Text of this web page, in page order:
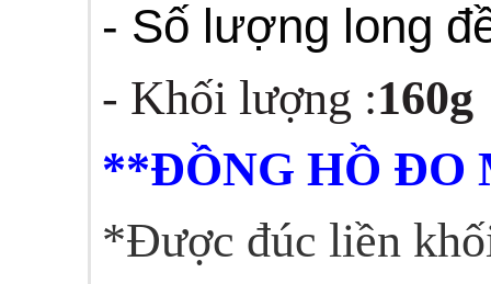
- Số lượng long
- Khối lượng :160g
**ĐỒNG HỒ ĐO
*Được đúc liền